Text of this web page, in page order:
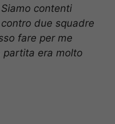
contenti
due squadre
fare per me
partita era molto